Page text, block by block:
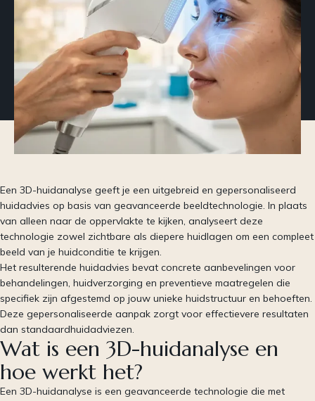
Een 3D-huidanalyse geeft je een uitgebreid en gepersonaliseerd
huidadvies op basis van geavanceerde beeldtechnologie. In plaats
van alleen naar de oppervlakte te kijken, analyseert deze
technologie zowel zichtbare als diepere huidlagen om een compleet
beeld van je huidconditie te krijgen.
Het resulterende huidadvies bevat concrete aanbevelingen voor
behandelingen, huidverzorging en preventieve maatregelen die
specifiek zijn afgestemd op jouw unieke huidstructuur en behoeften.
Deze gepersonaliseerde aanpak zorgt voor effectievere resultaten
dan standaardhuidadviezen.
Wat is een 3D-huidanalyse en
hoe werkt het?
Een 3D-huidanalyse is een geavanceerde technologie die met